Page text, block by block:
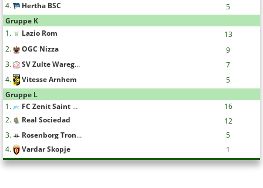
4.
Hertha BSC
5
Gruppe K
1.
Lazio Rom
13
2.
OGC Nizza
9
3.
SV Zulte Waregem
7
4.
Vitesse Arnhem
5
Gruppe L
1.
FC Zenit Saint Petersburg
16
2.
Real Sociedad
12
3.
Rosenborg Trondheim
5
4.
Vardar Skopje 1